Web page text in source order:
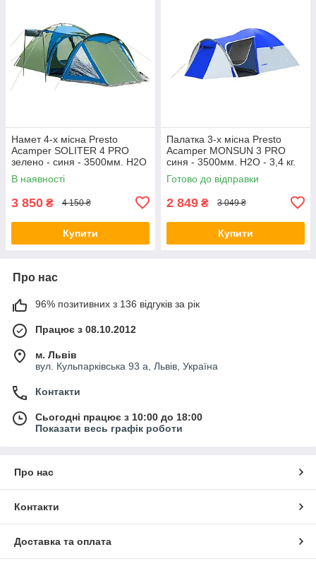
Намет 4-х місна Presto
Acamper SOLITER 4 PRO
зелено - синя - 3500мм. Н2О
- 5,3 кг
В наявності
3 850 ₴ 4 150 ₴
Купити
Палатка 3-х місна Presto
Acamper MONSUN 3 PRO
синя - 3500мм. H2О - 3,4 кг.
Готово до відправки
2 849 ₴ 3 049 ₴
Купити
Про нас
96% позитивних з 136 відгуків за рік
Працює з 08.10.2012
м. Львів
вул. Кульпарківська 93 а, Львів, Україна
Контакти
Сьогодні працює з 10:00 до 18:00
Показати весь графік роботи
Про нас
Контакти
Доставка та оплата